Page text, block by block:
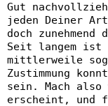
Gut
jeden Deiner
doch
Seit langem ist
mittlerweile
Zustimmung
sein. Mach also
erscheint, und